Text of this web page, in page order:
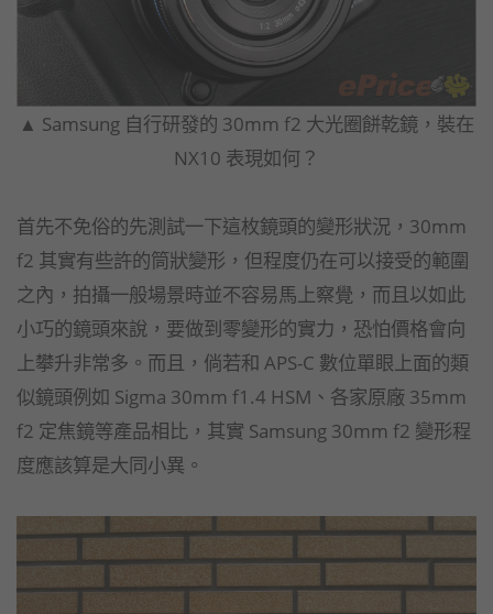
▲ Samsung 自行研發的 30mm f2 大光圈餅乾鏡，裝在
NX10 表現如何？
首先不免俗的先測試一下這枚鏡頭的變形狀況，30mm
f2 其實有些許的筒狀變形，但程度仍在可以接受的範圍
之內，拍攝一般場景時並不容易馬上察覺，而且以如此
小巧的鏡頭來說，要做到零變形的實力，恐怕價格會向
上攀升非常多。而且，倘若和 APS-C 數位單眼上面的類
似鏡頭例如 Sigma 30mm f1.4 HSM、各家原廠 35mm
f2 定焦鏡等產品相比，其實 Samsung 30mm f2 變形程
度應該算是大同小異。